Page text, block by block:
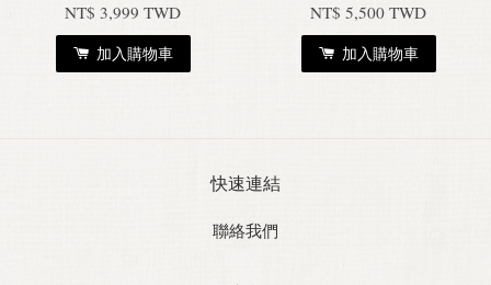
NT$ 3,999 TWD
加入購物車
NT$ 5,500 TWD
加入購物車
快速連結
聯絡我們